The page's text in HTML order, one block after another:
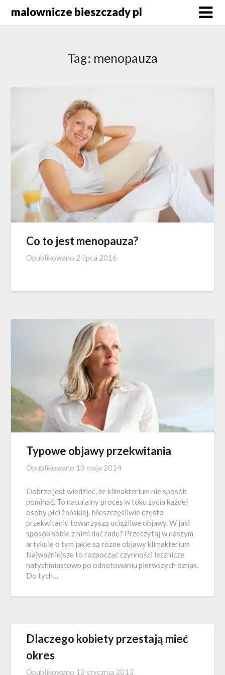
malownicze bieszczady pl
Tag: menopauza
Co to jest menopauza?
Opublikowano 2 lipca 2016
Typowe objawy przekwitania
Opublikowano 13 maja 2014
Dobrze jest wiedzieć, że klimakterium nie sposób
pominąć. To naturalny proces w toku życia każdej
osoby płci żeńskiej. Nieszczęśliwie często
przekwitaniu towarzyszą uciążliwe objawy. W jaki
sposób sobie z nimi dać radę? Przeczytaj w naszym
artykule o tym jakie są różne objawy klimakterium
Najważniejsze to rozpocząć czynności lecznicze
natychmiastowo po odnotowaniu pierwszych oznak.
Do tych…
Dlaczego kobiety przestają mieć
okres
Opublikowano 12 stycznia 2013